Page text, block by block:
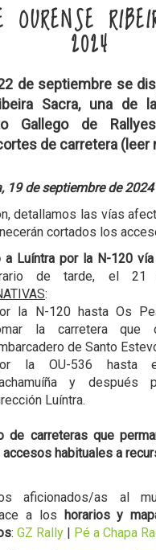
OURENSE
2024
de septiembre se
Sacra, una de
Gallego de
de carretera (leer
19 de septiembre de 2024
detallamos las vías
cortados los
a Luíntra por la N-120 vía
de tarde, el 21
:
la N-120 hasta Os
la carretera que
de Santo
la OU-536 hasta
y después
Luíntra.
de carreteras que
accesos habituales a
aficionados/as al
a los horarios y
: GZ Rally | Pé a Chapa